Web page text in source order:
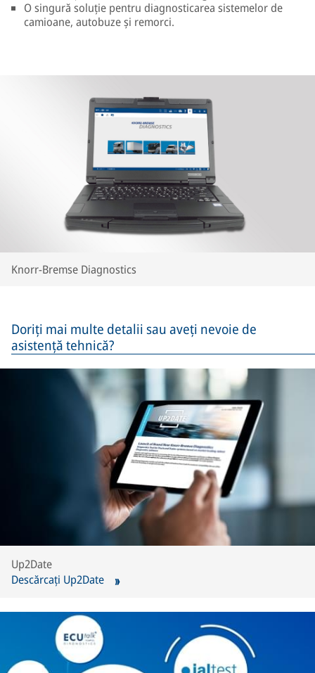
O singură soluție pentru diagnosticarea sistemelor de
camioane, autobuze și remorci.
Knorr-Bremse Diagnostics
Doriți mai multe detalii sau aveți nevoie de
asistență tehnică?
Up2Date
Descărcați Up2Date